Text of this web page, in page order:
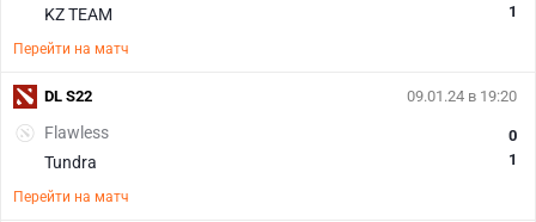
KZ TEAM
1
Перейти на матч
09.01.24 в 19:20
Flawless
Tundra
0
1
Перейти на матч
DL S22